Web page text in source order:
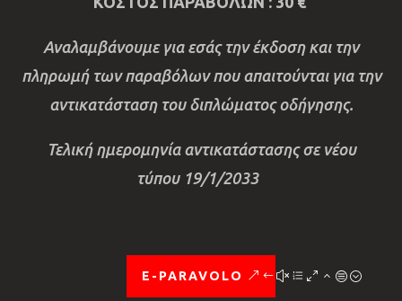
Αναλαμβάνουμε για εσάς την έκδοση και την
πληρωμή των παραβόλων που απαιτούνται για την
αντικατάσταση του διπλώματος οδήγησης.
Τελική ημερομηνία αντικατάστασης σε νέου
τύπου 19/1/2033
E-PARAVOLO